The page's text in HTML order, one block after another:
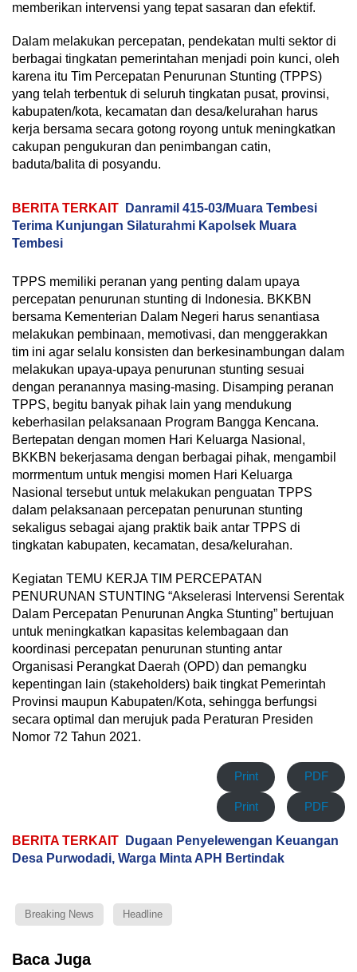
memberikan intervensi yang tepat sasaran dan efektif.
Dalam melakukan percepatan, pendekatan multi sektor di
berbagai tingkatan pemerintahan menjadi poin kunci, oleh
karena itu Tim Percepatan Penurunan Stunting (TPPS)
yang telah terbentuk di seluruh tingkatan pusat, provinsi,
kabupaten/kota, kecamatan dan desa/kelurahan harus
kerja bersama secara gotong royong untuk meningkatkan
cakupan pengukuran dan penimbangan catin,
baduta/balita di posyandu.
BERITA TERKAIT
Danramil 415-03/Muara Tembesi
Terima Kunjungan Silaturahmi Kapolsek Muara
Tembesi
TPPS memiliki peranan yang penting dalam upaya
percepatan penurunan stunting di Indonesia. BKKBN
bersama Kementerian Dalam Negeri harus senantiasa
melakukan pembinaan, memotivasi, dan menggerakkan
tim ini agar selalu konsisten dan berkesinambungan dalam
melakukan upaya-upaya penurunan stunting sesuai
dengan peranannya masing-masing. Disamping peranan
TPPS, begitu banyak pihak lain yang mendukung
keberhasilan pelaksanaan Program Bangga Kencana.
Bertepatan dengan momen Hari Keluarga Nasional,
BKKBN bekerjasama dengan berbagai pihak, mengambil
morrmentum untuk mengisi momen Hari Keluarga
Nasional tersebut untuk melakukan penguatan TPPS
dalam pelaksanaan percepatan penurunan stunting
sekaligus sebagai ajang praktik baik antar TPPS di
tingkatan kabupaten, kecamatan, desa/kelurahan.
Kegiatan TEMU KERJA TIM PERCEPATAN
PENURUNAN STUNTING “Akselerasi Intervensi Serentak
Dalam Percepatan Penurunan Angka Stunting” bertujuan
untuk meningkatkan kapasitas kelembagaan dan
koordinasi percepatan penurunan stunting antar
Organisasi Perangkat Daerah (OPD) dan pemangku
kepentingan lain (stakeholders) baik tingkat Pemerintah
Provinsi maupun Kabupaten/Kota, sehingga berfungsi
secara optimal dan merujuk pada Peraturan Presiden
Nomor 72 Tahun 2021.
Print PDF
Print PDF
BERITA TERKAIT
Dugaan Penyelewengan Keuangan
Desa Purwodadi, Warga Minta APH Bertindak
Breaking News Headline
Baca Juga